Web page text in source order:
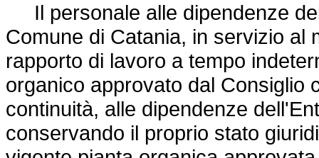
Il personale alle dipendenze
Comune di Catania, in servizio al
rapporto di lavoro a tempo
organico approvato dal Consiglio
continuità, alle dipendenze
conservando il proprio stato